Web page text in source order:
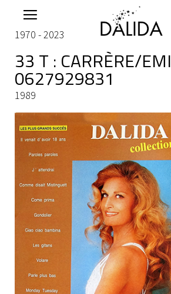
1970 - 2023
33 T : CARRÈRE/EMI
0627929831
1989